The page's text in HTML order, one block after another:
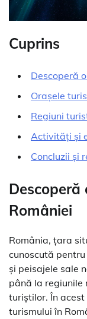
Cuprins
Descoperă
Orașele
Regiuni
Activități și
Concluzii și
Descoperă
României
România, țara
cunoscută
și peisajele sale
până la regiunile
turiștilor. În
turismului în